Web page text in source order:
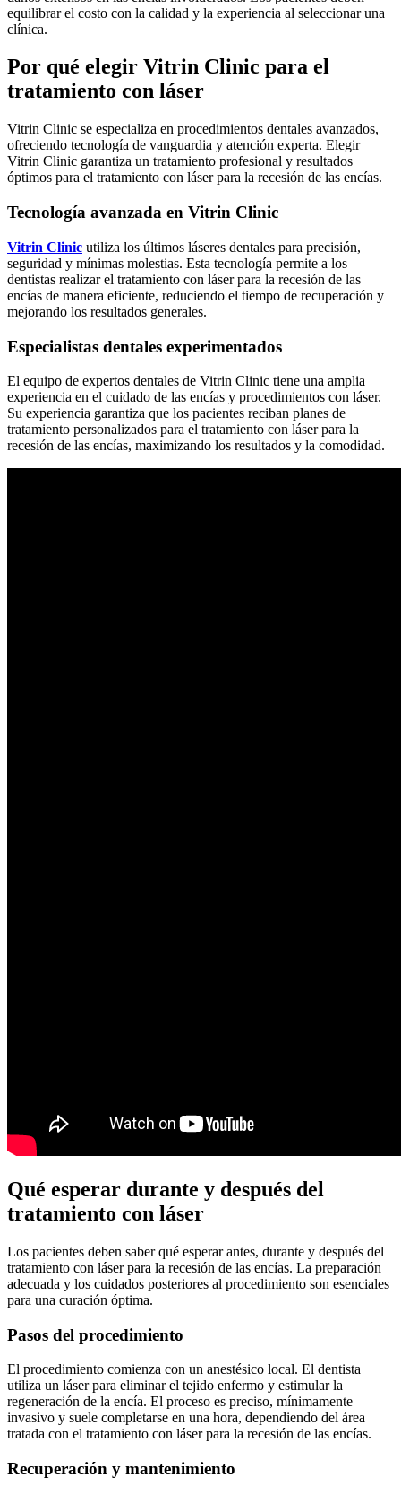
equilibrar el costo con la calidad y la experiencia al seleccionar una
clínica.
Por qué elegir Vitrin Clinic para el
tratamiento con láser
Vitrin Clinic se especializa en procedimientos dentales avanzados,
ofreciendo tecnología de vanguardia y atención experta. Elegir
Vitrin Clinic garantiza un tratamiento profesional y resultados
óptimos para el tratamiento con láser para la recesión de las encías.
Tecnología avanzada en Vitrin Clinic
Vitrin Clinic utiliza los últimos láseres dentales para precisión,
seguridad y mínimas molestias. Esta tecnología permite a los
dentistas realizar el tratamiento con láser para la recesión de las
encías de manera eficiente, reduciendo el tiempo de recuperación y
mejorando los resultados generales.
Especialistas dentales experimentados
El equipo de expertos dentales de Vitrin Clinic tiene una amplia
experiencia en el cuidado de las encías y procedimientos con láser.
Su experiencia garantiza que los pacientes reciban planes de
tratamiento personalizados para el tratamiento con láser para la
recesión de las encías, maximizando los resultados y la comodidad.
Qué esperar durante y después del
tratamiento con láser
Los pacientes deben saber qué esperar antes, durante y después del
tratamiento con láser para la recesión de las encías. La preparación
adecuada y los cuidados posteriores al procedimiento son esenciales
para una curación óptima.
Pasos del procedimiento
El procedimiento comienza con un anestésico local. El dentista
utiliza un láser para eliminar el tejido enfermo y estimular la
regeneración de la encía. El proceso es preciso, mínimamente
invasivo y suele completarse en una hora, dependiendo del área
tratada con el tratamiento con láser para la recesión de las encías.
Recuperación y mantenimiento